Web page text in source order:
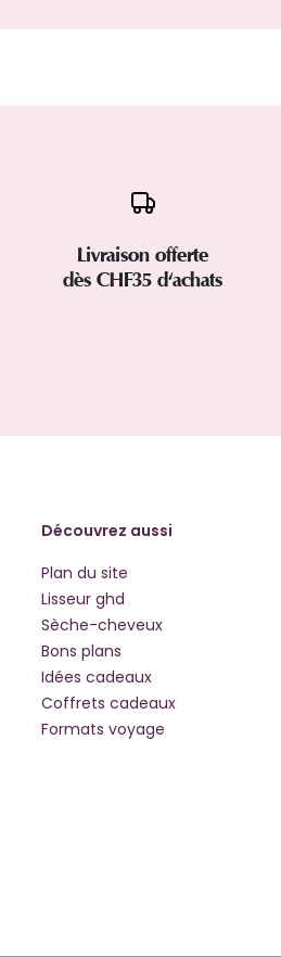
Livraison offerte
dès CHF35 d'achats
Découvrez aussi
Plan du site
Lisseur ghd
Sèche-cheveux
Bons plans
Idées cadeaux
Coffrets cadeaux
Formats voyage